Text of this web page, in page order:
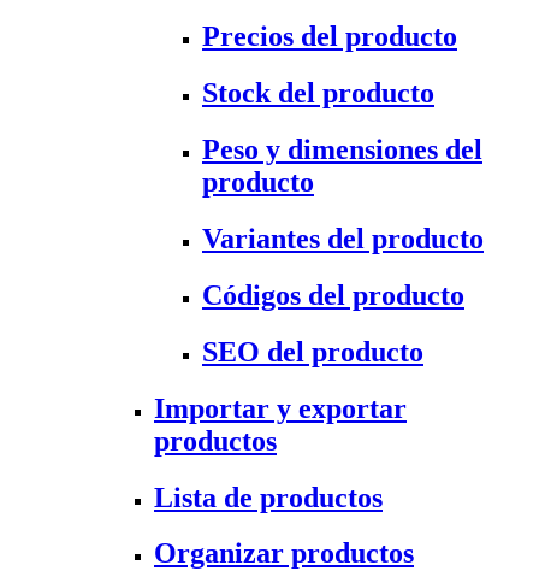
Precios del producto
Stock del producto
Peso y dimensiones del
producto
Variantes del producto
Códigos del producto
SEO del producto
Importar y exportar
productos
Lista de productos
Organizar productos